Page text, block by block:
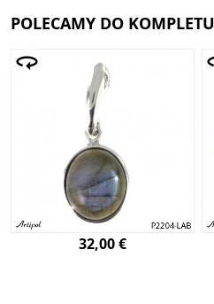
POLECAMY DO KOMPLETU
32,00 €